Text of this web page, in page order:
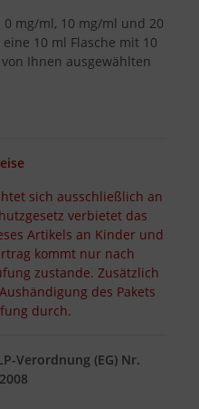
mg/ml, 10 mg/ml und 20
10 ml Flasche mit 10
Ihnen ausgewählten
sich ausschließlich an
verbietet das
Artikels an Kinder und
kommt nur nach
zustande. Zusätzlich
des Pakets
durch.
Verordnung (EG) Nr.